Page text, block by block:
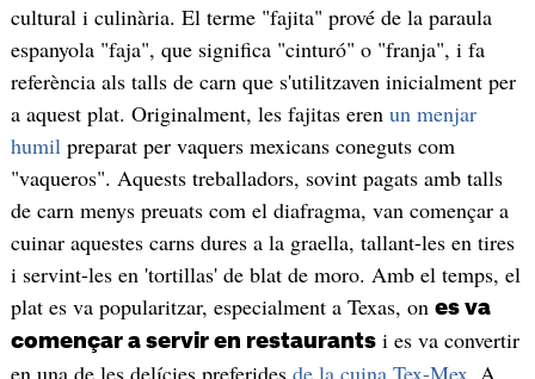
cultural i culinària. El terme "fajita" prové de la paraula
espanyola "faja", que significa "cinturó" o "franja", i fa
referència als talls de carn que s'utilitzaven inicialment per
a aquest plat. Originalment, les fajitas eren un menjar
humilpreparat per vaquers mexicans coneguts com
"vaqueros". Aquests treballadors, sovint pagats amb talls
de carn menys preuats com el diafragma, van començar a
cuinar aquestes carns dures a la graella, tallant-les en tires
i servint-les en 'tortillas' de blat de moro. Amb el temps, el
plat es va popularitzar, especialment a Texas, on es va
començar a servir en restaurantsi es va convertir
en una de les delícies preferides de la cuina Tex-Mex. A